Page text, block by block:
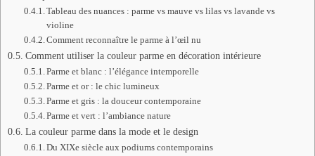
Tableau des nuances : parme vs mauve vs lilas vs lavande vs
violine
Comment reconnaître le parme à l’œil nu
Comment utiliser la couleur parme en décoration intérieure
Parme et blanc : l’élégance intemporelle
Parme et or : le chic lumineux
Parme et gris : la douceur contemporaine
Parme et vert : l’ambiance nature
La couleur parme dans la mode et le design
Du XIXe siècle aux podiums contemporains